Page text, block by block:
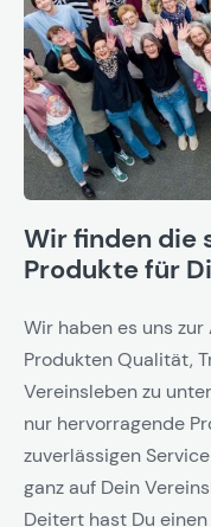
Wir finden die
Produkte für
Wir haben es uns
Produkten Qualität,
Vereinsleben zu
nur hervorragende
zuverlässigen
ganz auf Dein
Deitert hast Du